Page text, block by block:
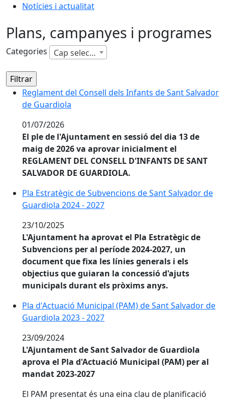
Notícies i actualitat
Plans, campanyes i programes
Categories Cap selecció
Reglament del Consell dels Infants de Sant Salvador
Reglament del Consell dels Infants de Sant Salvador
de Guardiola
01/07/2026
El ple de l'Ajuntament en sessió del dia 13 de
maig de 2026 va aprovar inicialment el
REGLAMENT DEL CONSELL D'INFANTS DE SANT
SALVADOR DE GUARDIOLA.
Pla Estratègic de Subvencions de Sant Salvador de
Pla Estratègic de Subvencions de Sant Salvador de
Guardiola 2024 - 2027
23/10/2025
L'Ajuntament ha aprovat el Pla Estratègic de
Subvencions per al període 2024-2027, un
document que fixa les línies generals i els
objectius que guiaran la concessió d'ajuts
municipals durant els pròxims anys.
Pla d'Actuació Municipal (PAM) de Sant Salvador de
Pla d'Actuació Municipal (PAM) de Sant Salvador de
Guardiola 2023 - 2027
23/09/2024
L'Ajuntament de Sant Salvador de Guardiola
aprova el Pla d'Actuació Municipal (PAM) per al
mandat 2023-2027
El PAM presentat és una eina clau de planificació